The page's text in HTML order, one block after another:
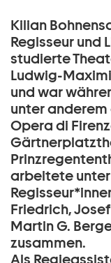
Kilian
Regisseur und
studierte
Ludwig-
und war
unter
Opera di
arbeitete
Friedrich,
Martin G.
zusammen.